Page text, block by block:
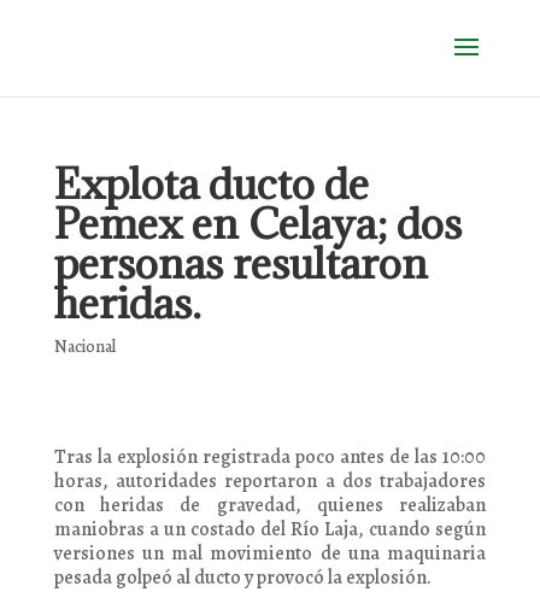
Explota ducto de
Pemex en Celaya; dos
personas resultaron
heridas.
Nacional
Tras la explosión registrada poco antes de las 10:00
horas, autoridades reportaron a dos trabajadores
con heridas de gravedad, quienes realizaban
maniobras a un costado del Río Laja, cuando según
versiones un mal movimiento de una maquinaria
pesada golpeó al ducto y provocó la explosión.